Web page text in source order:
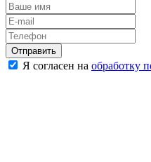
Отправить
Я согласен на обработку